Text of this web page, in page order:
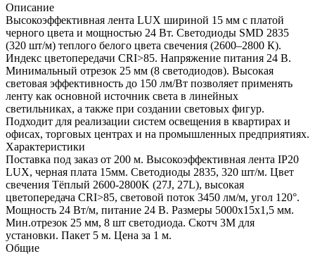
Описание
Высокоэффективная лента LUX шириной 15 мм с платой
черного цвета и мощностью 24 Вт. Светодиоды SMD 2835
(320 шт/м) теплого белого цвета свечения (2600–2800 К).
Индекс цветопередачи CRI>85. Напряжение питания 24 В.
Минимальный отрезок 25 мм (8 светодиодов). Высокая
световая эффективность до 150 лм/Вт позволяет применять
ленту как основной источник света в линейных
светильниках, а также при создании световых фигур.
Подходит для реализации систем освещения в квартирах и
офисах, торговых центрах и на промышленных предприятиях.
Характеристики
Поставка под заказ от 200 м. Высокоэффективная лента IP20
LUX, черная плата 15мм. Светодиоды 2835, 320 шт/м. Цвет
свечения Тёплый 2600-2800K (27J, 27L), высокая
цветопередача CRI>85, световой поток 3450 лм/м, угол 120°.
Мощность 24 Вт/м, питание 24 В. Размеры 5000х15х1,5 мм.
Мин.отрезок 25 мм, 8 шт светодиода. Скотч 3М для
установки. Пакет 5 м. Цена за 1 м.
Общие